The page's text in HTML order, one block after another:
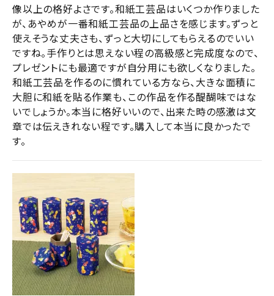
像以上の格好よさです。和紙工芸品はいくつか作りました
が、あやめが一番和紙工芸品の上品さを感じます。ずっと
使えそうな丈夫さも、ずっと大切にしてもらえるのでいい
ですね。手作りとは思えない程の高級感と完成度なので、
プレゼントにも最適ですが自分用にも欲しくなりました。
和紙工芸品を作るのに慣れている方なら、大きな面積に
大胆に和紙を貼る作業も、この作品を作る醍醐味ではな
いでしょうか。本当に格好いいので、出来た時の感激は文
章では伝えきれない程です。購入して本当に良かったで
す。